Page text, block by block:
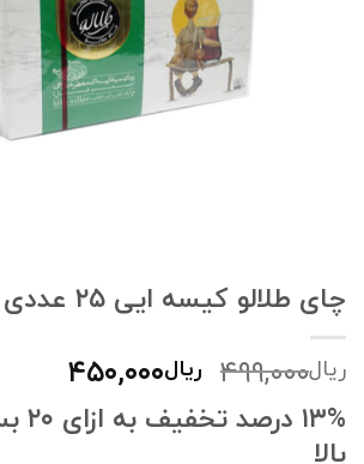
چای طلالو کیسه ایی ۲۵ عددی هلدار
ریال۴۹۹,۰۰۰ قیمت
اصلی:
ریال۴۹۹,۰۰۰
ریال۴۵۰,۰۰۰قیمت
فعلی:
ریال۴۵۰,۰۰۰. بالا